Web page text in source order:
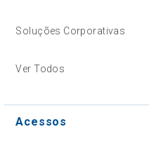
Soluções Corporativas
Ver Todos
Acessos